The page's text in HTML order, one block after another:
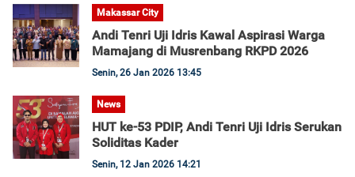
Makassar City
Andi Tenri Uji Idris Kawal Aspirasi Warga
Mamajang di Musrenbang RKPD 2026
Senin, 26 Jan 2026 13:45
News
HUT ke-53 PDIP, Andi Tenri Uji Idris Serukan
Soliditas Kader
Senin, 12 Jan 2026 14:21